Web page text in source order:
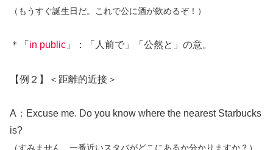
（もうすぐ誕生日だ。これで公に酒が飲めるぞ！）
＊「 in public 」：「人前で」「公然と」の意。
【例２】＜距離的近接＞
A：Excuse me. Do you know where the nearest Starbucks
is?
（すみません、一番近いスタバがどこにあるか分かりますか？）